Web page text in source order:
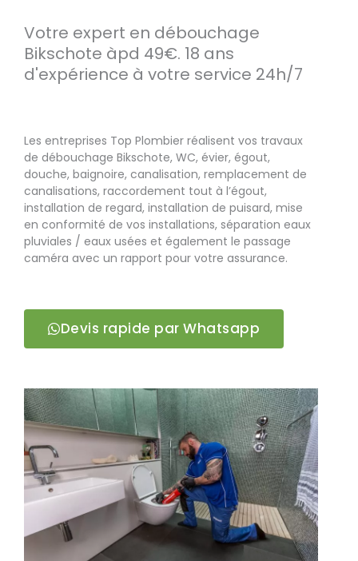
Votre expert en débouchage
Bikschote àpd 49€. 18 ans
d'expérience à votre service 24h/7
Les entreprises Top Plombier réalisent vos travaux
de débouchage Bikschote, WC, évier, égout,
douche, baignoire, canalisation, remplacement de
canalisations, raccordement tout à l’égout,
installation de regard, installation de puisard, mise
en conformité de vos installations, séparation eaux
pluviales / eaux usées et également le passage
caméra avec un rapport pour votre assurance.
Devis rapide par Whatsapp